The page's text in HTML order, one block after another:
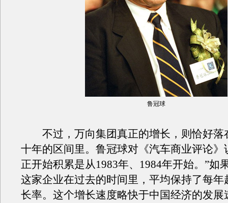
鲁冠球
不过，万向集团真正的增长，则恰好落
十年的区间里。鲁冠球对《汽车商业评论》
正开始积累是从1983年、1984年开始。”如
这家企业在过去的时间里，平均保持了每年
长率。这个增长速度略快于中国经济的发展